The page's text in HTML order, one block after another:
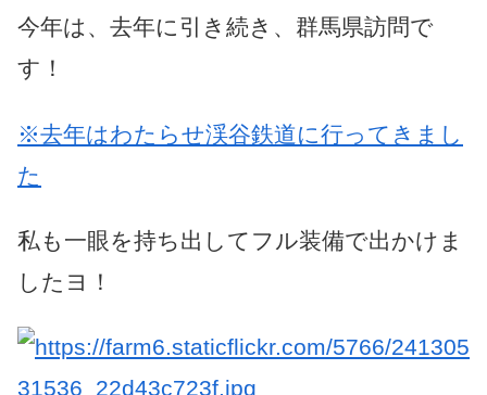
今年は、去年に引き続き、群馬県訪問で
す！
※去年はわたらせ渓谷鉄道に行ってきまし
た
私も一眼を持ち出してフル装備で出かけま
したヨ！